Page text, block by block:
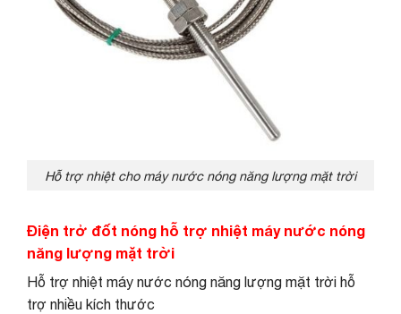
Hỗ trợ nhiệt cho máy nước nóng năng lượng mặt trời
Điện trở đốt nóng hỗ trợ nhiệt máy nước nóng
năng lượng mặt trời
Hỗ trợ nhiệt máy nước nóng năng lượng mặt trời hỗ
trợ nhiều kích thước